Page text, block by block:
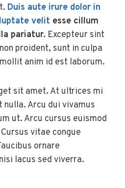
Duis aute irure dolor in
velit esse cillum
pariatur. Excepteur sint
proident, sunt in culpa
anim id est laborum.
sit amet. At ultrices mi
Arcu dui vivamus
ut. Arcu cursus euismod
vitae congue
ornare
lacus sed viverra.